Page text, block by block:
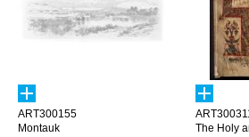
ART300155
Montauk
The Holy